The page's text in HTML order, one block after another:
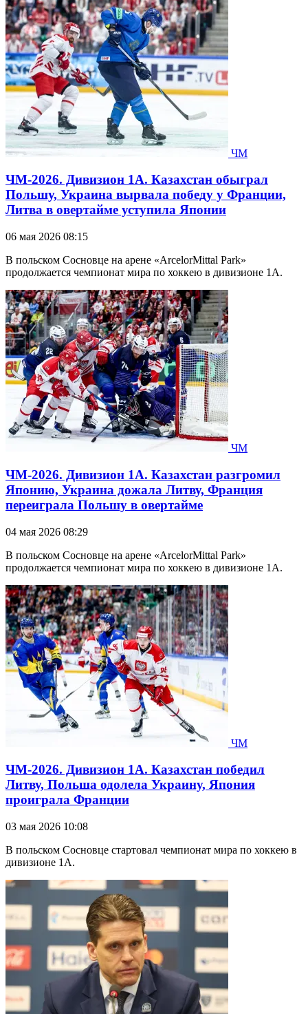
ЧМ
ЧМ-2026. Дивизион 1А. Казахстан обыграл
Польшу, Украина вырвала победу у Франции,
Литва в овертайме уступила Японии
06 мая 2026 08:15
В польском Сосновце на арене «ArcelorMittal Park»
продолжается чемпионат мира по хоккею в дивизионе 1А.
ЧМ
ЧМ-2026. Дивизион 1А. Казахстан разгромил
Японию, Украина дожала Литву, Франция
переиграла Польшу в овертайме
04 мая 2026 08:29
В польском Сосновце на арене «ArcelorMittal Park»
продолжается чемпионат мира по хоккею в дивизионе 1А.
ЧМ
ЧМ-2026. Дивизион 1А. Казахстан победил
Литву, Польша одолела Украину, Япония
проиграла Франции
03 мая 2026 10:08
В польском Сосновце стартовал чемпионат мира по хоккею в
дивизионе 1А.